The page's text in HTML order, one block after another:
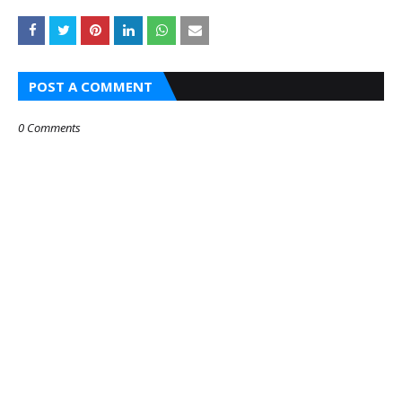
POST A COMMENT
0 Comments